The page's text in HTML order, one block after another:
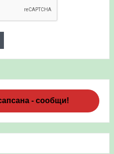
- сообщи!